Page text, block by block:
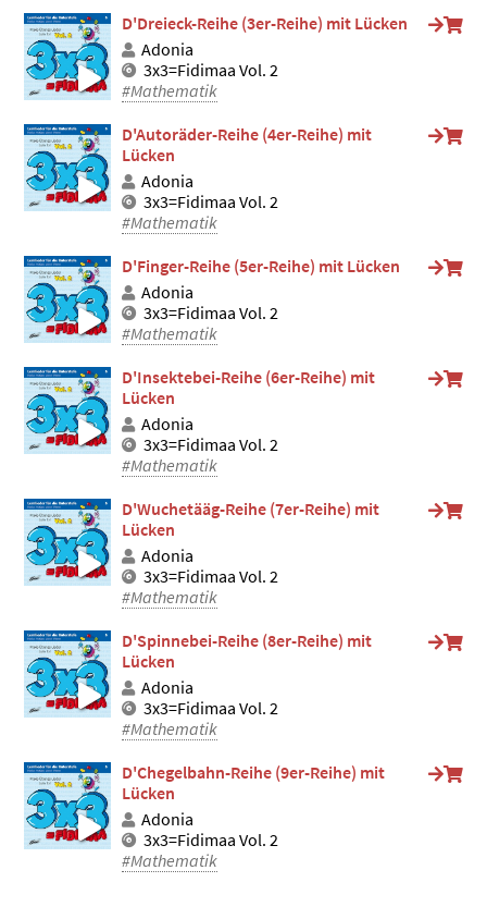
D'Dreieck-Reihe (3er-Reihe) mit Lücken
Adonia
3x3=Fidimaa Vol. 2
#Mathematik
D'Autoräder-Reihe (4er-Reihe) mit
Lücken
Adonia
3x3=Fidimaa Vol. 2
#Mathematik
D'Finger-Reihe (5er-Reihe) mit Lücken
Adonia
3x3=Fidimaa Vol. 2
#Mathematik
D'Insektebei-Reihe (6er-Reihe) mit
Lücken
Adonia
3x3=Fidimaa Vol. 2
#Mathematik
D'Wuchetääg-Reihe (7er-Reihe) mit
Lücken
Adonia
3x3=Fidimaa Vol. 2
#Mathematik
D'Spinnebei-Reihe (8er-Reihe) mit
Lücken
Adonia
3x3=Fidimaa Vol. 2
#Mathematik
D'Chegelbahn-Reihe (9er-Reihe) mit
Lücken
Adonia
3x3=Fidimaa Vol. 2
#Mathematik